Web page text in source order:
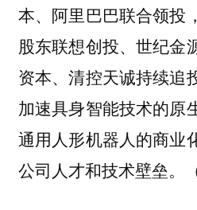
本、阿里巴巴联合领投
股东联想创投、世纪金
资本、清控天诚持续追
加速具身智能技术的原
通用人形机器人的商业
公司人才和技术壁垒。